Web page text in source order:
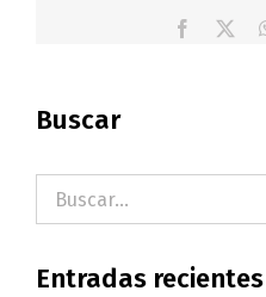
Facebook
Buscar
Buscar:
Entradas recientes